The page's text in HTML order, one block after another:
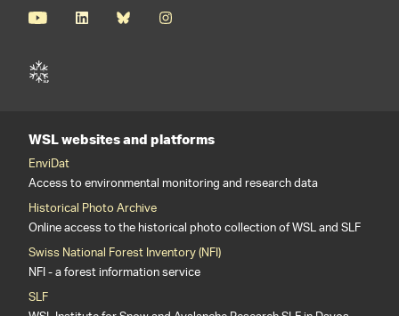
WSL websites and platforms
EnviDat
Access to environmental monitoring and research data
Historical Photo Archive
Online access to the historical photo collection of WSL and SLF
Swiss National Forest Inventory (NFI)
NFI - a forest information service
SLF